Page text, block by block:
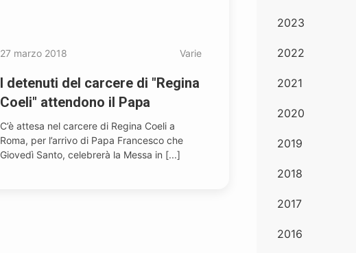
27 marzo 2018 Varie
I detenuti del carcere di "Regina
Coeli" attendono il Papa
C’è attesa nel carcere di Regina Coeli a
Roma, per l’arrivo di Papa Francesco che
Giovedì Santo, celebrerà la Messa in [...]
2023
2022
2021
2020
2019
2018
2017
2016